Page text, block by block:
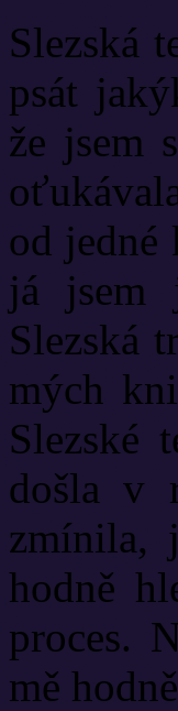
Slezská
psát
že jsem
od
já jsem
Slezská
mých
Slezské
došla v
zmínila,
hodně
proces.
mě